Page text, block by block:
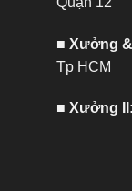
■ Xưởng
Tp HCM
■ Xưởng II: